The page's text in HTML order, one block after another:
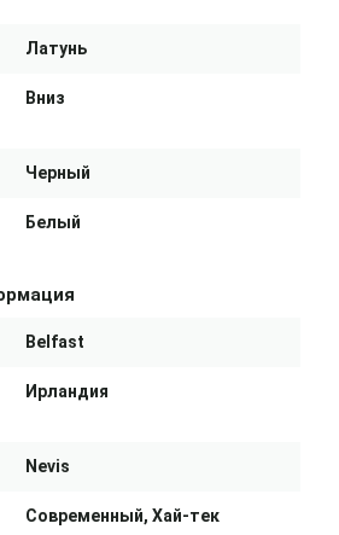
Латунь
Вниз
Черный
Белый
Belfast
Ирландия
Nevis
Современный, Хай-тек